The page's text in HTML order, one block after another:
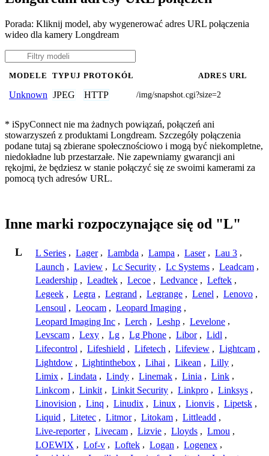
Porada: Kliknij model, aby wygenerować adres URL połączenia
wideo dla kamery Longdream
MODELE TYPUJ PROTOKÓŁ ADRES URL
Unknown JPEG HTTP /img/snapshot.cgi?size=2
* iSpyConnect nie ma żadnych powiązań, połączeń ani
stowarzyszeń z produktami Longdream. Szczegóły połączenia
podane tutaj są zbierane społecznościowo i mogą być niekompletne,
niedokładne lub przestarzałe. Nie zapewniamy gwarancji ani
rękojmi, że będziesz w stanie połączyć się ze swoimi kamerami za
pomocą tych adresów URL.
Inne marki rozpoczynające się od "L"
L L Series , Lager , Lambda , Lampa , Laser , Lau 3 ,
Launch , Laview , Lc Security , Lc Systems , Leadcam ,
Leadership , Leadtek , Lecoe , Ledvance , Leftek ,
Legeek , Legra , Legrand , Legrange , Lenel , Lenovo ,
Lensoul , Leocam , Leopard Imaging ,
Leopard Imaging Inc , Lerch , Leshp , Levelone ,
Levscam , Lexy , Lg , Lg Phone , Libor , Lidl ,
Lifecontrol , Lifeshield , Lifetech , Lifeview , Lightcam ,
Lightdow , Lightinthebox , Lihai , Likean , Lilly ,
Limix , Lindata , Lindy , Linemak , Linia , Link ,
Linkcom , Linkit , Linkit Security , Linkpro , Linksys ,
Linovision , Linq , Linudix , Linux , Lionvis , Lipetsk ,
Liquid , Litetec , Litmor , Litokam , Littleadd ,
Live-reporter , Livecam , Lizvie , Lloyds , Lmou ,
LOEWIX , Lof-v , Loftek , Logan , Logenex ,